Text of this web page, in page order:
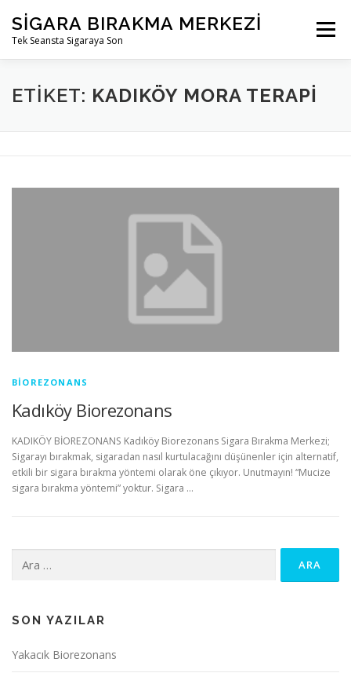
geçSIGARA BIRAKMA MERKEZI
Tek Seansta Sigaraya Son
Menü
ETIKET: KADIKÖY MORA TERAPI
BIOREZONANS
Kadıköy Biorezonans
KADIKÖY BİOREZONANS Kadıköy Biorezonans Sigara Bırakma Merkezi;
Sigarayı bırakmak, sigaradan nasıl kurtulacağını düşünenler için alternatif,
etkili bir sigara bırakma yöntemi olarak öne çıkıyor. Unutmayın! “Mucize
sigara bırakma yöntemi” yoktur. Sigara …
SON YAZILAR
Yakacık Biorezonans